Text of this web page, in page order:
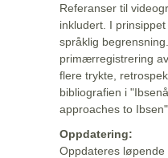
Referanser til
inkludert. I
språklig
primærregistrering
flere trykte,
bibliografien i
approaches to
Oppdatering:
Oppdateres løpende